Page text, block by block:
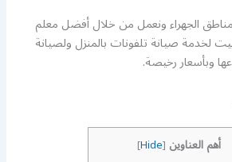
الجهراء ونعمل من خلال أفضل معلم
لخدمة صيانة تلفونات بالمنزل ولصيانة
وبأسعار رخيصة.
أهم العناوين [
Hide
]